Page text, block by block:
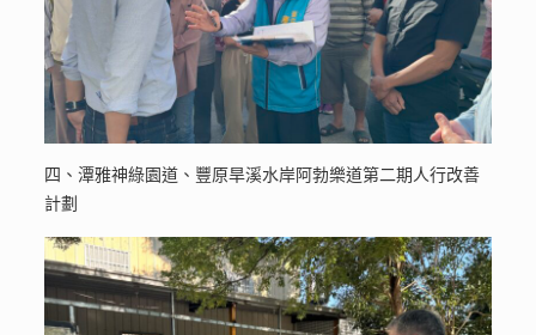
四、潭雅神綠園道、豐原旱溪水岸阿勃樂道第二期人行改善
計劃